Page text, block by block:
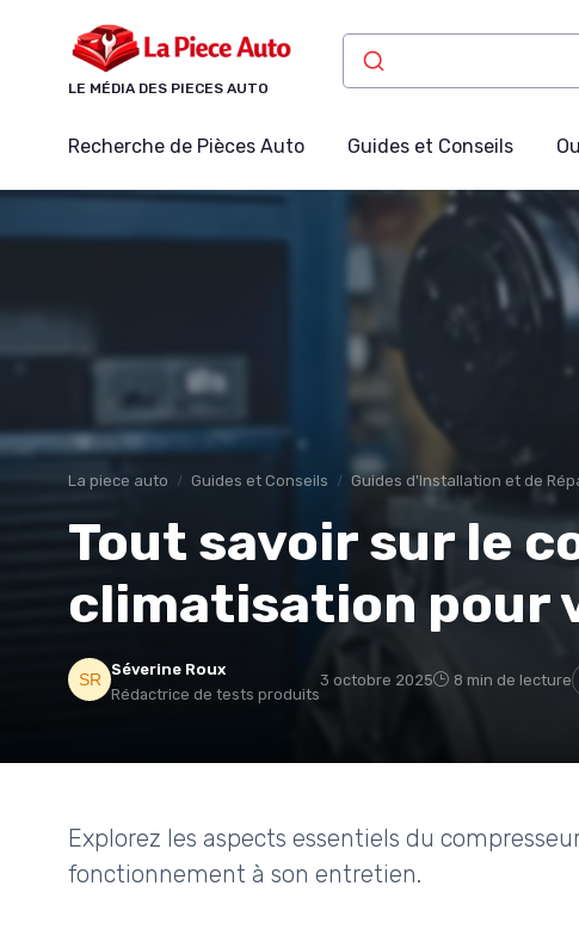
LE MÉDIA DES PIECES AUTO
Recherche de Pièces Auto Guides et Conseils
La piece auto Guides et Conseils Guides d'Installation et de
Tout savoir sur le
climatisation pour
Séverine Roux
Rédactrice de tests produits
3 octobre 2025 8 min de lecture
Explorez les aspects essentiels du
fonctionnement à son entretien.